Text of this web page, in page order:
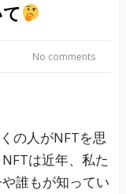
No comments
の人がNFTを思
は近年、私た
誰もが知ってい